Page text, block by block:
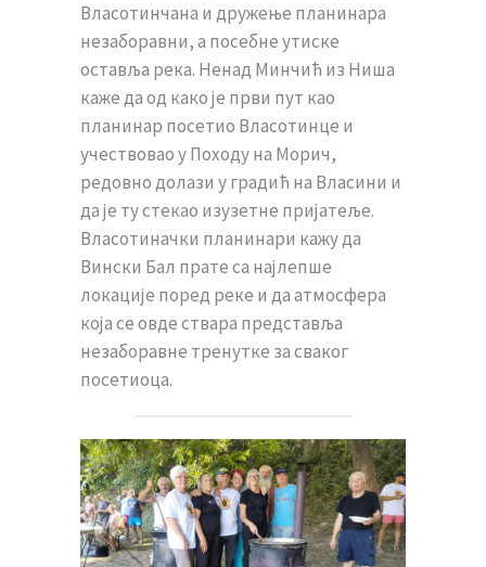
Власотинчана и дружење планинара
незаборавни, а посебне утиске
оставља река. Ненад Минчић из Ниша
каже да од како је први пут као
планинар посетио Власотинце и
учествовао у Походу на Морич,
редовно долази у градић на Власини и
да је ту стекао изузетне пријатеље.
Власотиначки планинари кажу да
Вински Бал прате са најлепше
локације поред реке и да атмосфера
која се овде ствара представља
незаборавне тренутке за сваког
посетиоца.